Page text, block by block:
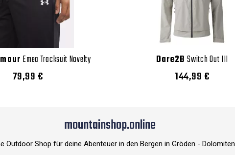
Emea Tracksuit Novelty
79,99 €
Dare2B Switch Out III
144,99 €
mountainshop.online
Outdoor Shop für deine Abenteuer in den Bergen in Gröden - Dolomiten